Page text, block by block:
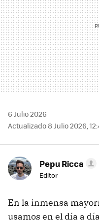
6 Julio 2026
Actualizado 8 Julio 2026,
Pepu Ricca
Editor
En la inmensa
usamos en el día a